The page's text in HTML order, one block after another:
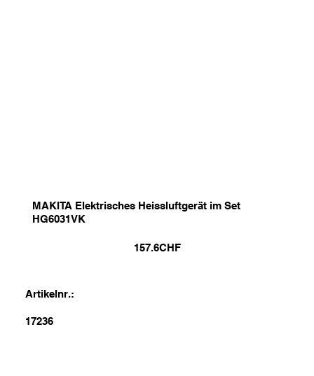
MAKITA Elektrisches Heissluftgerät im Set
HG6031VK
157.6CHF
Artikelnr.:
17236